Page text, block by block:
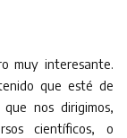
muy interesante.
que esté de
nos dirigimos,
científicos, o